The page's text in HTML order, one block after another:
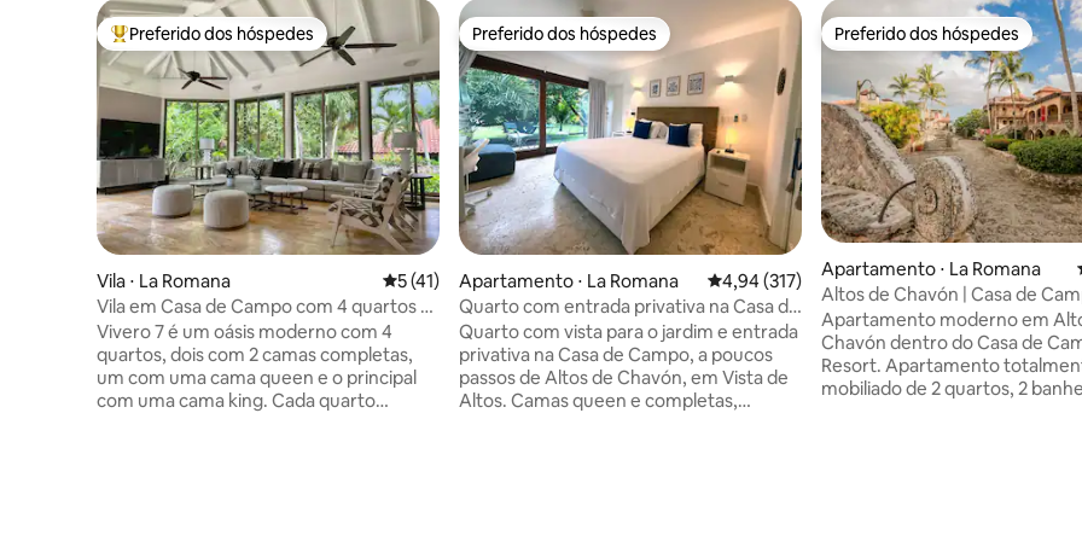
Entre os melhores preferidos dos hóspedes
Preferido dos hóspedes
Vila ⋅ La Romana 5 de uma avaliação média de 5, 41 avaliações
5 (41)
Vila em Casa de Campo com 4 quartos e
piscina.
Vivero 7 é um oásis moderno com 4
quartos, dois com 2 camas completas,
um com uma cama queen e o principal
com uma cama king. Cada quarto
Preferido dos hóspedes
Preferido dos hóspedes
Apartamento ⋅ La Romana 4,94 de uma avaliação média de 5, 317
4,94 (317)
Quarto com entrada privativa na Casa de
Campo perto de Chavón
Quarto com vista para o jardim e entrada
privativa na Casa de Campo, a poucos
passos de Altos de Chavón, em Vista de
Altos. Camas queen e completas,
Preferido dos hóspedes
Preferido dos hóspedes
Apartamento ⋅ La Romana
Altos de Chavón | Casa de
República Dominicana
Apartamento moderno em
Chavón dentro do Casa de
Resort. Apartamento
mobiliado de 2 quartos, 2